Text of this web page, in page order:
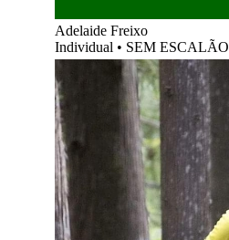
Adelaide Freixo
Individual • SEM ESCALÃO